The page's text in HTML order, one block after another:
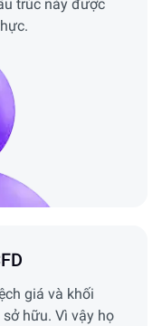
trúc này được
giá và khối
sở hữu. Vì vậy họ